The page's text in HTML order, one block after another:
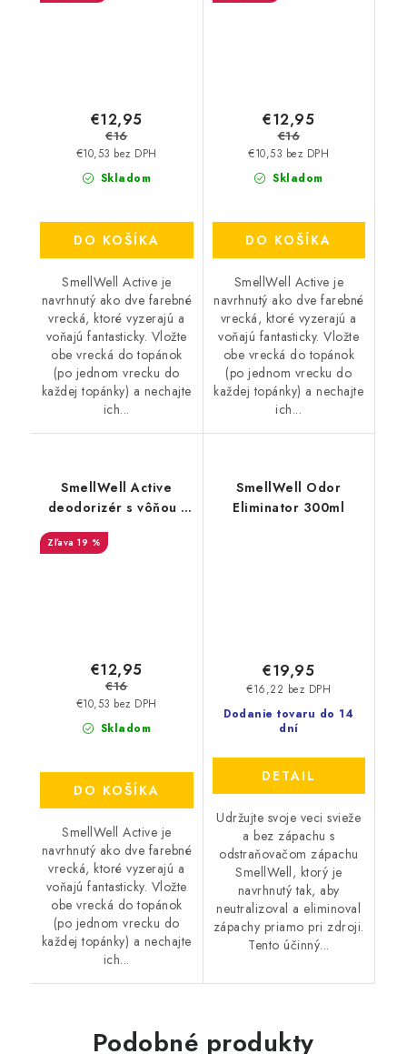
Skladom
€10,53 bez DPH
€12,95
€16
DO KOŠÍKA
SmellWell Active je
navrhnutý ako dve farebné
vrecká, ktoré vyzerajú a
voňajú fantasticky. Vložte
obe vrecká do topánok
(po jednom vrecku do
každej topánky) a nechajte
ich...
Skladom
€10,53 bez DPH
€12,95
€16
DO KOŠÍKA
SmellWell Active je
navrhnutý ako dve farebné
vrecká, ktoré vyzerajú a
voňajú fantasticky. Vložte
obe vrecká do topánok
(po jednom vrecku do
každej topánky) a nechajte
ich...
SmellWell Active
deodorizér s vôňou -
19 %
Skladom
€10,53 bez DPH
€12,95
€16
DO KOŠÍKA
SmellWell Active je
navrhnutý ako dve farebné
vrecká, ktoré vyzerajú a
voňajú fantasticky. Vložte
obe vrecká do topánok
(po jednom vrecku do
každej topánky) a nechajte
ich...
SmellWell Odor
Eliminator 300ml
Dodanie tovaru do 14
dní
€16,22 bez DPH
€19,95
DETAIL
Udržujte svoje veci svieže
a bez zápachu s
odstraňovačom zápachu
SmellWell, ktorý je
navrhnutý tak, aby
neutralizoval a eliminoval
zápachy priamo pri zdroji.
Tento účinný...
Podobné produkty